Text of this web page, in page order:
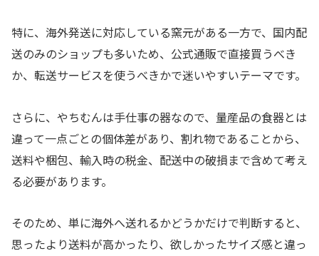
特に、海外発送に対応している窯元がある一方で、国内配
送のみのショップも多いため、公式通販で直接買うべき
か、転送サービスを使うべきかで迷いやすいテーマです。
さらに、やちむんは手仕事の器なので、量産品の食器とは
違って一点ごとの個体差があり、割れ物であることから、
送料や梱包、輸入時の税金、配送中の破損まで含めて考え
る必要があります。
そのため、単に海外へ送れるかどうかだけで判断すると、
思ったより送料が高かったり、欲しかったサイズ感と違っ